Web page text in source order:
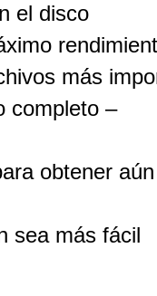
el disco
más
completo –
obtener
sea más fácil